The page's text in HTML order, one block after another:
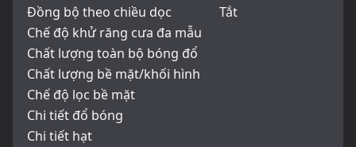
Đồng bộ theo chiều dọc
Tắt
Chế độ khử răng cưa đa mẫu
Chất lượng toàn bộ bóng đổ
Chất lượng bề mặt/khối hình
Chế độ lọc bề mặt
Chi tiết đổ bóng
Chi tiết hạt